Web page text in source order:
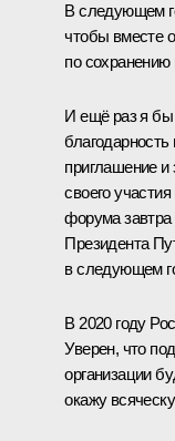
В следующем
чтобы вместе
по сохранению
И ещё раз я бы
приглашение
своего
форума
Президента
в следующем
В 2020 году
Уверен, что
организации
окажу